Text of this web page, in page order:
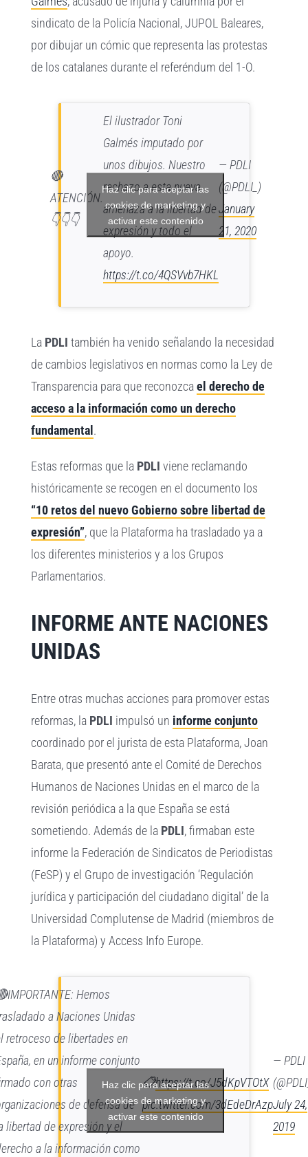
sindicato de la Policía Nacional, JUPOL Baleares,
por dibujar un cómic que representa las protestas
de los catalanes durante el referéndum del 1-O.
🔴
ATENCIÓN.
👇👇👇
El ilustrador Toni
Galmés imputado por
unos dibujos. Nuestro
rechazo a esta nueva
amenaza a la libertad de
expresión y todo el
apoyo.
https://t.co/4QSVvb7HKL
— PDLI
(@PDLI_)
January
21, 2020
Haz clic para aceptar las
cookies de marketing y
activar este contenido
La PDLI también ha venido señalando la necesidad
de cambios legislativos en normas como la Ley de
Transparencia para que reconozcael derecho de
acceso a la información como un derecho
fundamental .
Estas reformas que la PDLI viene reclamando
históricamente se recogen en el documento los
“10 retos del nuevo Gobierno sobre libertad de
expresión”, que la Plataforma ha trasladado ya a
los diferentes ministerios y a los Grupos
Parlamentarios.
INFORME ANTE NACIONES
UNIDAS
Entre otras muchas acciones para promover estas
reformas, la PDLI impulsó un informe conjunto
coordinado por el jurista de esta Plataforma, Joan
Barata, que presentó ante el Comité de Derechos
Humanos de Naciones Unidas en el marco de la
revisión periódica a la que España se está
sometiendo. Además de la PDLI, firmaban este
informe la Federación de Sindicatos de Periodistas
(FeSP) y el Grupo de investigación ‘Regulación
jurídica y participación del ciudadano digital’ de la
Universidad Complutense de Madrid (miembros de
la Plataforma) y Access Info Europe.
Hemos
a Naciones Unidas
retroceso de libertades en
en un informe conjunto
con otras
de defensa de
libertad de expresión y el
a la información como
📋https://t.co/J5dKpVTOtX
pic.twitter.com/3dEdeDrAzp
— PDLI
July 24,
2019
Haz clic para aceptar las
cookies de marketing y
activar este contenido